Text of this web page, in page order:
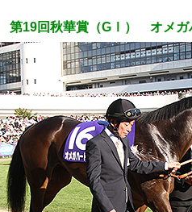
第19回秋華賞（GⅠ） オメガ